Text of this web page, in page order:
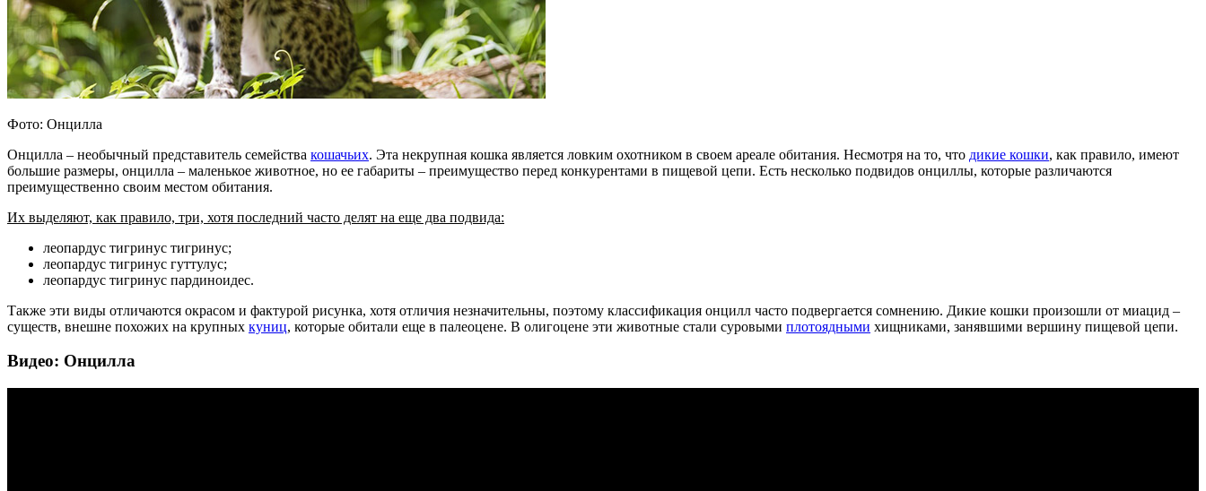
Фото: Онцилла
Онцилла – необычный представитель семейства кошачьих. Эта некрупная кошка является ловким охотником в своем ареале обитания. Несмотря на то, что дикие кошки, как правило, имеют
большие размеры, онцилла – маленькое животное, но ее габариты – преимущество перед конкурентами в пищевой цепи. Есть несколько подвидов онциллы, которые различаются
преимущественно своим местом обитания.
Их выделяют, как правило, три, хотя последний часто делят на еще два подвида:
леопардус тигринус тигринус;
леопардус тигринус гуттулус;
леопардус тигринус пардиноидес.
Также эти виды отличаются окрасом и фактурой рисунка, хотя отличия незначительны, поэтому классификация онцилл часто подвергается сомнению. Дикие кошки произошли от миацид –
существ, внешне похожих на крупных куниц, которые обитали еще в палеоцене. В олигоцене эти животные стали суровыми плотоядными хищниками, занявшими вершину пищевой цепи.
Видео: Онцилла